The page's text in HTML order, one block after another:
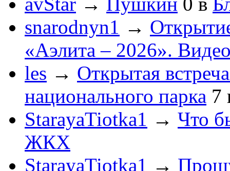
snarodnyn1 →
«Аэлита – 2026».
les → Открытая
национального парка 7
StarayaTiotka1 → Что
ЖКХ
StarayaTiotka1 →